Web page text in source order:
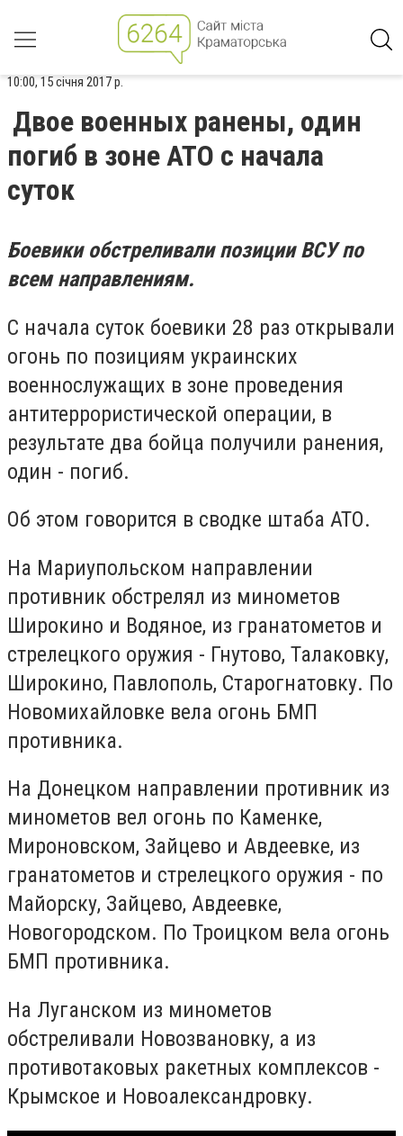
10:00, 15 січня 2017 р.
Двое военных ранены, один
погиб в зоне АТО с начала
суток
Боевики обстреливали позиции ВСУ по
всем направлениям.
С начала суток боевики 28 раз открывали
огонь по позициям украинских
военнослужащих в зоне проведения
антитеррористической операции, в
результате два бойца получили ранения,
один - погиб.
Об этом говорится в сводке штаба АТО.
На Мариупольском направлении
противник обстрелял из минометов
Широкино и Водяное, из гранатометов и
стрелецкого оружия - Гнутово, Талаковку,
Широкино, Павлополь, Старогнатовку. По
Новомихайловке вела огонь БМП
противника.
На Донецком направлении противник из
минометов вел огонь по Каменке,
Мироновском, Зайцево и Авдеевке, из
гранатометов и стрелецкого оружия - по
Майорску, Зайцево, Авдеевке,
Новогородском. По Троицком вела огонь
БМП противника.
На Луганском из минометов
обстреливали Новозвановку, а из
противотаковых ракетных комплексов -
Крымское и Новоалександровку.